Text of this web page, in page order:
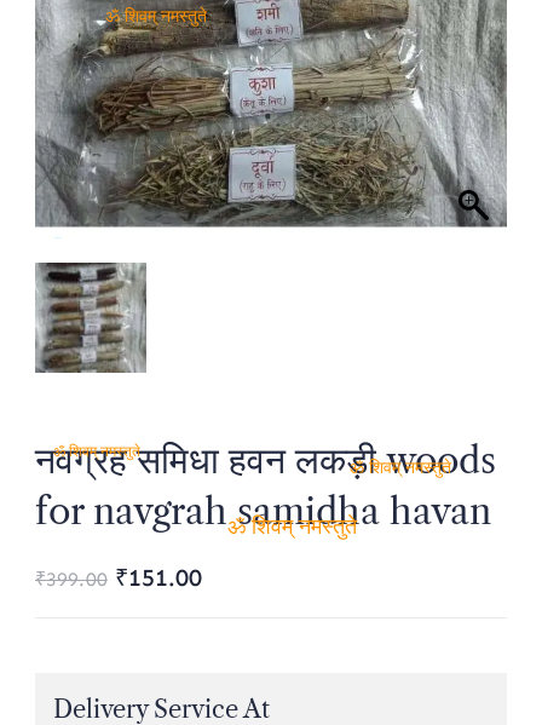
नवग्रह समिधा हवन लकड़ी woods
for navgrah samidha havan
₹399.00 Original
₹399.00.
₹151.00Current
₹151.00.
Delivery Service At
ॐ शिवम् नमस्तुते
ॐ शिवम् नमस्तुते